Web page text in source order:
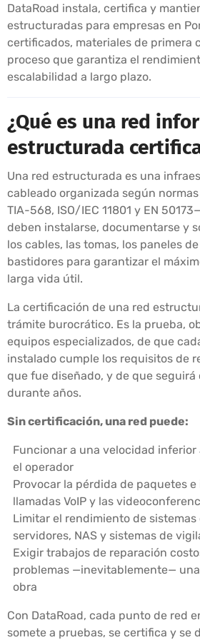
DataRoad instala, certifica y
estructuradas para empresas en
certificados, materiales de primera
proceso que garantiza el
escalabilidad a largo plazo.
¿Qué es una red
estructurada
Una red estructurada es una
cableado organizada según
TIA-568, ISO/IEC 11801 y EN
deben instalarse, documentarse y
los cables, las tomas, los paneles
bastidores para garantizar el
larga vida útil.
La certificación de una red
trámite burocrático. Es la prueba,
equipos especializados, de que
instalado cumple los requisitos de
que fue diseñado, y de que
durante años.
Sin certificación, una red puede:
Funcionar a una velocidad
el operador
Provocar la pérdida de paquetes
llamadas VoIP y las
Limitar el rendimiento de
servidores, NAS y sistemas de
Exigir trabajos de reparación
problemas —inevitablemente—
obra
Con DataRoad, cada punto de red
somete a pruebas, se certifica y se